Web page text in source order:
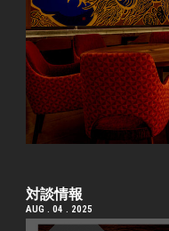
対談情報
AUG . 04 . 2025